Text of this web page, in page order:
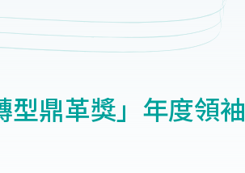
型鼎革獎」年度領袖